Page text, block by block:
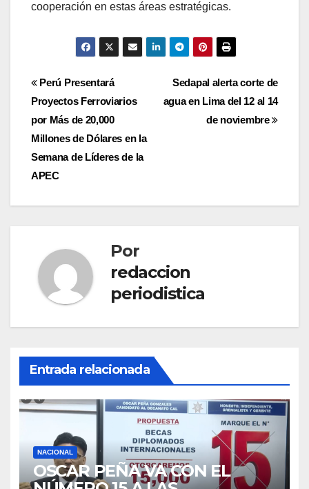
cooperación en estas áreas estratégicas.
Navegación
de
entradas
Sedapal alerta corte de
agua en Lima del 12 al 14
de noviembre
Perú Presentará
Proyectos Ferroviarios
por Más de 20,000
Millones de Dólares en la
Semana de Líderes de la
APEC
Por
redaccion
periodistica
Entrada relacionada
NACIONAL
OSCAR PEÑA VA CON EL